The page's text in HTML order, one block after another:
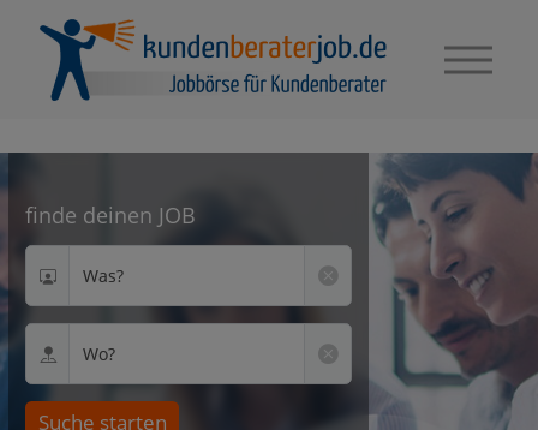
finde deinen JOB
Was?
Wo?
Suche starten